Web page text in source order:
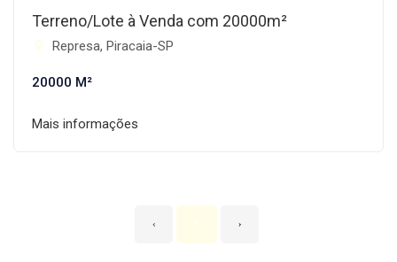
Terreno/Lote à Venda com 20000m²
Represa, Piracaia-SP
20000 M²
Mais informações
‹ 1 ›